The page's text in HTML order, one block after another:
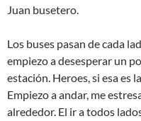
Juan busetero.
Los buses pasan de cada
empiezo a desesperar un
estación. Heroes, si esa es
Empiezo a andar, me
alrededor. El ir a todos